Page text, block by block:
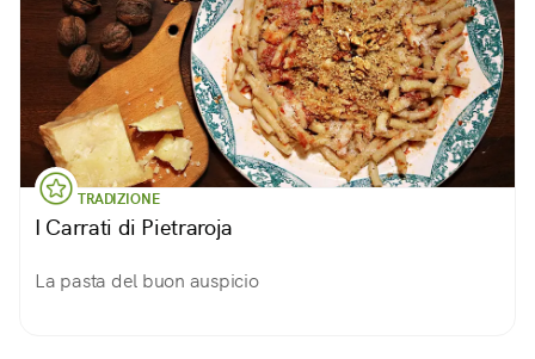
TRADIZIONE
I Carrati di Pietraroja
La pasta del buon auspicio